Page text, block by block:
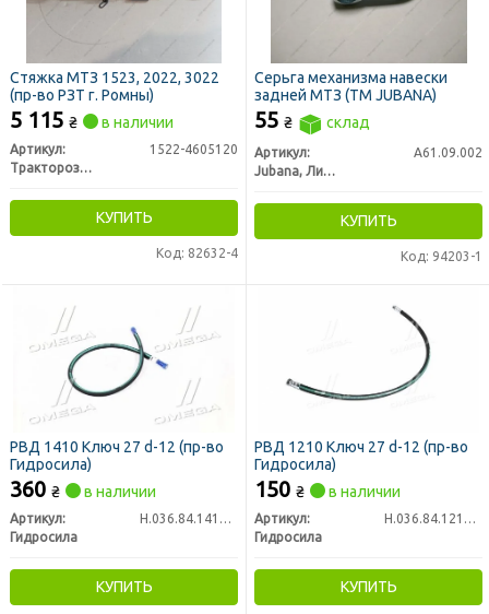
Стяжка МТЗ 1523, 2022, 3022
(пр-во РЗТ г. Ромны)
5 115 ₴ в наличии
Артикул:
1522-4605120
Тракторозапчасть г. Ромны
КУПИТЬ
Код: 82632-4
Серьга механизма навески
задней МТЗ (ТМ JUBANA)
55 ₴ склад
Артикул:
А61.09.002
Jubana, Литва
КУПИТЬ
Код: 94203-1
РВД 1410 Ключ 27 d-12 (пр-во
Гидросила)
360 ₴ в наличии
Артикул:
Н.036.84.1410 1SN
Гидросила
КУПИТЬ
РВД 1210 Ключ 27 d-12 (пр-во
Гидросила)
150 ₴ в наличии
Артикул:
Н.036.84.1210 1SN
Гидросила
КУПИТЬ